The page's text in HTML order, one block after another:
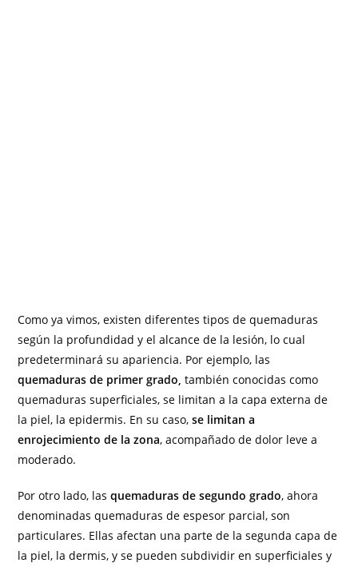
Como ya vimos, existen diferentes tipos de quemaduras
según la profundidad y el alcance de la lesión, lo cual
predeterminará su apariencia. Por ejemplo, las
quemaduras de primer grado, también conocidas como
quemaduras superficiales, se limitan a la capa externa de
la piel, la epidermis. En su caso,se limitan a
enrojecimiento de la zona, acompañado de dolor leve a
moderado.
Por otro lado, lasquemaduras de segundo grado, ahora
denominadas quemaduras de espesor parcial, son
particulares. Ellas afectan una parte de la segunda capa de
la piel, la dermis, y se pueden subdividir en superficiales y